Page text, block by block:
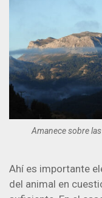
Amanece sobre
Ahí es importante
del animal en